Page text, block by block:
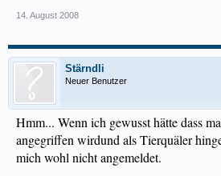
14. August 2008
Stärndli
Neuer Benutzer
Hmm... Wenn ich gewusst hätte dass
angegriffen wirdund als Tierquäler
mich wohl nicht angemeldet.